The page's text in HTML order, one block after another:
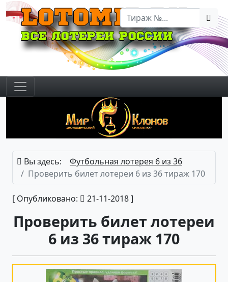
Вы здесь:
Футбольная лотерея 6 из 36
Проверить билет лотереи 6 из 36 тираж 170
[ Опубликовано: 21-11-2018 ]
Проверить билет лотереи
6 из 36 тираж 170